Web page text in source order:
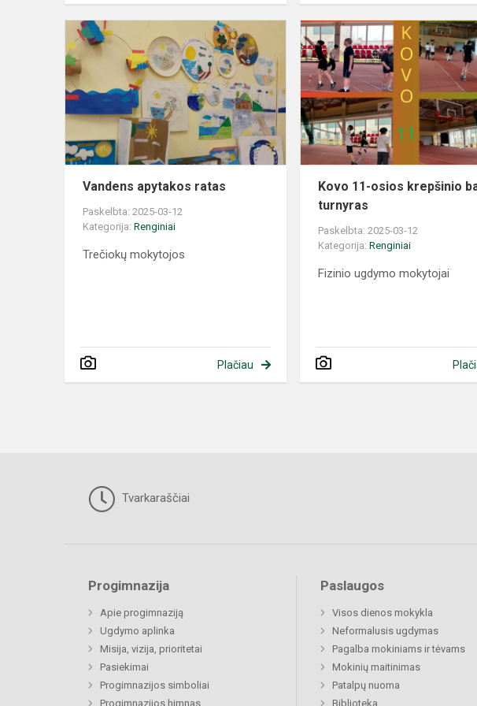
Vandens apytakos ratas
Paskelbta: 2025-03-12
Kategorija: Renginiai
Trečiokų mokytojos
Plačiau
Kovo 11-osios krepšinio
turnyras
Paskelbta: 2025-03-12
Kategorija:Renginiai
Fizinio ugdymo mokytojai
Tvarkaraščiai
Progimnazija
Apie progimnaziją
Ugdymo aplinka
Misija, vizija, prioritetai
Pasiekimai
Progimnazijos simboliai
Progimnazijos himnas
Paslaugos
Visos dienos mokykla
Neformalusis ugdymas
Pagalba mokiniams ir tėvams
Mokinių maitinimas
Patalpų nuoma
Biblioteka